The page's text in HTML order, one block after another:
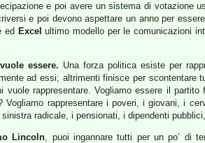
e poi avere un sistema di votazione
e poi devono aspettare un anno per
ed Excel ultimo modello per le comunicazioni
essere. Una forza politica esiste per
ad essi; altrimenti finisce per
vuole rappresentare. Vogliamo essere il
Vogliamo rappresentare i poveri, i giovani, i
radicale, i pensionati, i dipendenti
Lincoln, puoi ingannare tutti per un po’ di